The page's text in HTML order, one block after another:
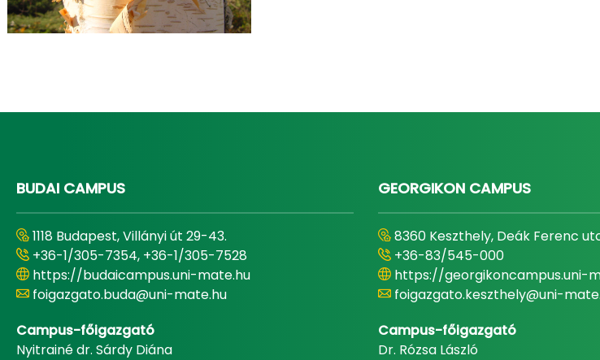
BUDAI CAMPUS
1118 Budapest, Villányi út 29-43.
+36-1/305-7354, +36-1/305-7528
https://budaicampus.uni-mate.hu
foigazgato.buda@uni-mate.hu
Campus-főigazgató
Nyitrainé dr. Sárdy Diána
GEORGIKON CAMPUS
8360 Keszthely, Deák Ferenc
+36-83/545-000
https://georgikoncampus.uni-
foigazgato.keszthely@uni-
Campus-főigazgató
Dr. Rózsa László